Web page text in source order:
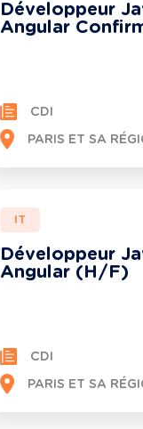
Développeur
Angular
CDI
PARIS ET SA
IT
Développeur
Angular (H/F)
CDI
PARIS ET SA